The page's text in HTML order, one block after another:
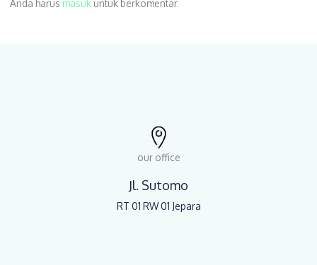
Anda harus masukuntuk berkomentar.
our office
Jl. Sutomo
RT 01 RW 01 Jepara